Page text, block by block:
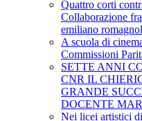
Quattro corti
Collaborazione
emiliano
A scuola di
Commissioni
SETTE ANNI
CNR IL
GRANDE
DOCENTE
Nei licei artistici